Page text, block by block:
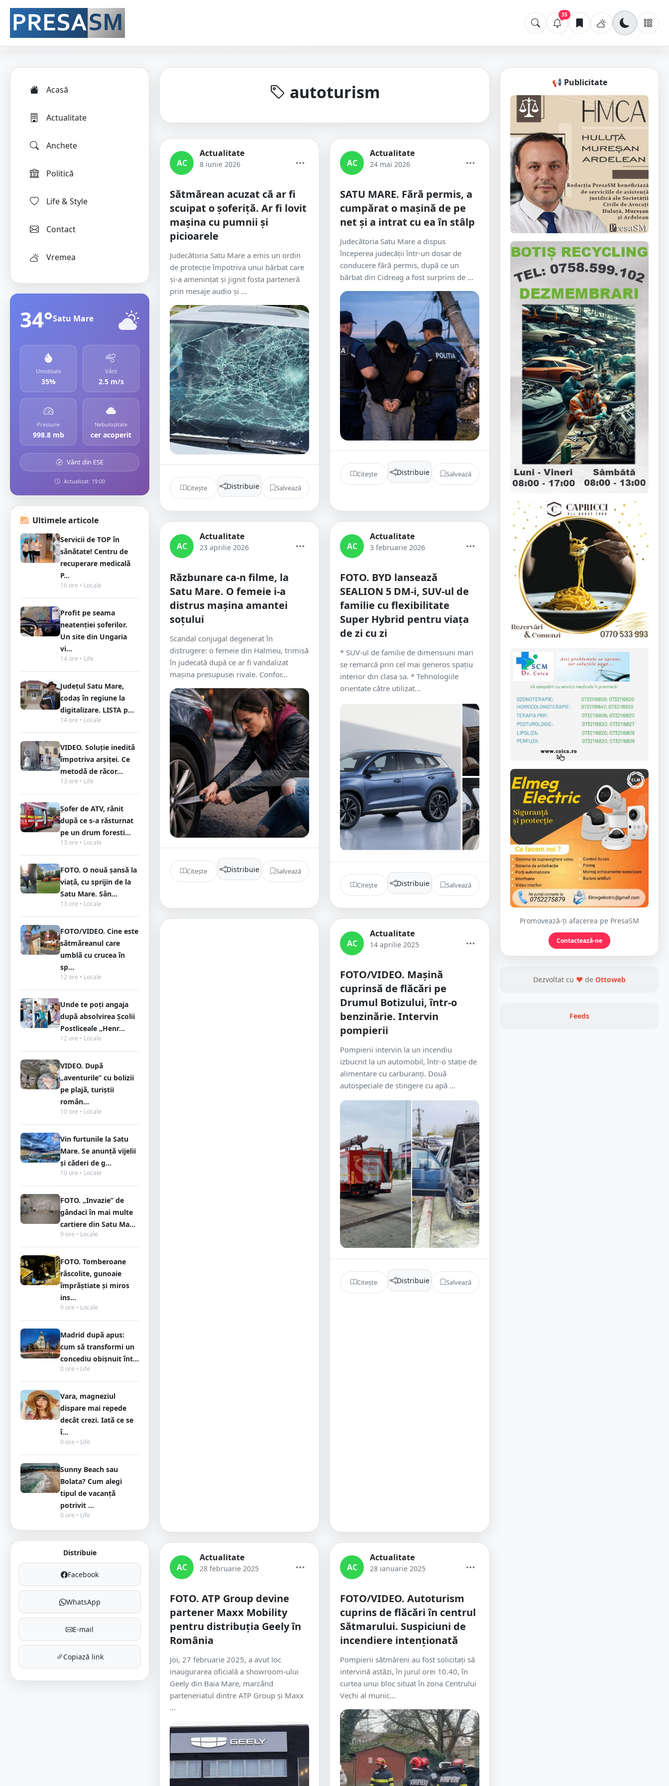
35
Acasă
Actualitate
Anchete
Politică
Life & Style
Contact
Vremea
34°Satu Mare
Umiditate
35%
Vânt
2.5 m/s
Presiune
998.8 mb
Nebulozitate
cer acoperit
Vânt din ESE
Actualizat: 19:00
Ultimele articole
Servicii de TOP în
sănătate! Centru de
recuperare medicală
P...
16 ore • Locale
Profit pe seama
neatenției șoferilor.
Un site din Ungaria
vi...
14 ore • Life
Județul Satu Mare,
codaș în regiune la
digitalizare. LISTA p...
14 ore • Locale
VIDEO. Soluție inedită
împotriva arșiței. Ce
metodă de răcor...
13 ore • Life
Șofer de ATV, rănit
după ce s-a răsturnat
pe un drum foresti...
13 ore • Locale
FOTO. O nouă șansă la
viață, cu sprijin de la
Satu Mare. Sân...
13 ore • Locale
FOTO/VIDEO. Cine este
sătmăreanul care
umblă cu crucea în
sp...
12 ore • Locale
Unde te poți angaja
după absolvirea Școlii
Postliceale „Henr...
12 ore • Locale
VIDEO. După
„aventurile” cu bolizii
pe plajă, turiștii
român...
10 ore • Locale
Vin furtunile la Satu
Mare. Se anunță vijelii
și căderi de g...
10 ore • Locale
FOTO. „Invazie” de
gândaci în mai multe
cartiere din Satu Ma...
9 ore • Locale
FOTO. Tomberoane
răscolite, gunoaie
împrăștiate și miros
ins...
9 ore • Locale
Madrid după apus:
cum să transformi un
concediu obișnuit înt...
0 ore • Life
Vara, magneziul
dispare mai repede
decât crezi. Iată ce se
î...
0 ore • Life
Sunny Beach sau
Bolata? Cum alegi
tipul de vacanță
potrivit ...
0 ore • Life
Distribuie
Facebook
WhatsApp
E-mail
Copiază link
autoturism
AC
Actualitate
8 iunie 2026
Sătmărean acuzat că ar fi
scuipat o șoferiță. Ar fi lovit
mașina cu pumnii și
picioarele
Judecătoria Satu Mare a emis un ordin
de protecție împotriva unui bărbat care
și-a amenințat și jignit fosta parteneră
prin mesaje audio și ...
Citește Distribuie Salvează
AC
Actualitate
24 mai 2026
SATU MARE. Fără permis, a
cumpărat o mașină de pe
net și a intrat cu ea în stâlp
Judecătoria Satu Mare a dispus
începerea judecății într-un dosar de
conducere fără permis, după ce un
bărbat din Cidreag a fost surprins de ...
Citește Distribuie Salvează
AC
Actualitate
23 aprilie 2026
Răzbunare ca-n filme, la
Satu Mare. O femeie i-a
distrus mașina amantei
soțului
Scandal conjugal degenerat în
distrugere: o femeie din Halmeu, trimisă
în judecată după ce ar fi vandalizat
mașina presupusei rivale. Confor...
Citește Distribuie Salvează
AC
Actualitate
3 februarie 2026
FOTO. BYD lansează
SEALION 5 DM-i, SUV-ul de
familie cu flexibilitate
Super Hybrid pentru viața
de zi cu zi
* SUV-ul de familie de dimensiuni mari
se remarcă prin cel mai generos spațiu
interior din clasa sa. * Tehnologiile
orientate către utilizat...
Citește Distribuie Salvează
AC
Actualitate
14 aprilie 2025
FOTO/VIDEO. Mașină
cuprinsă de flăcări pe
Drumul Botizului, într-o
benzinărie. Intervin
pompierii
Pompierii intervin la un incendiu
izbucnit la un automobil, într-o stație de
alimentare cu carburanți. Două
autospeciale de stingere cu apă ...
Citește Distribuie Salvează
AC
Actualitate
28 februarie 2025
FOTO. ATP Group devine
partener Maxx Mobility
pentru distribuția Geely în
România
Joi, 27 februarie 2025, a avut loc
inaugurarea oficială a showroom-ului
Geely din Baia Mare, marcând
parteneriatul dintre ATP Group și Maxx
...
AC
Actualitate
28 ianuarie 2025
FOTO/VIDEO. Autoturism
cuprins de flăcări în centrul
Sătmarului. Suspiciuni de
incendiere intenționată
Pompierii sătmăreni au fost solicitați să
intervină astăzi, în jurul orei 10.40, în
curtea unui bloc situat în zona Centrului
Vechi al munic...
📢 Publicitate
Promovează-ți afacerea pe PresaSM
Contactează-ne
Dezvoltat cu ❤ de Ottoweb
Feeds